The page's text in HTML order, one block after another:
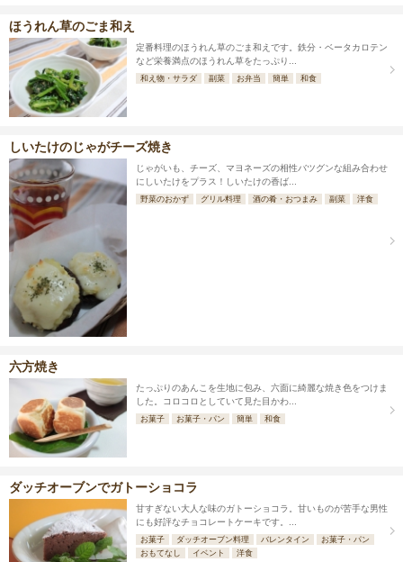
ほうれん草のごま和え
定番料理のほうれん草のごま和えです。鉄分・ベータカロテン
など栄養満点のほうれん草をたっぷり...
和え物・サラダ 副菜 お弁当 簡単 和食
しいたけのじゃがチーズ焼き
じゃがいも、チーズ、マヨネーズの相性バツグンな組み合わせ
にしいたけをプラス！しいたけの香ば...
野菜のおかず グリル料理 酒の肴・おつまみ 副菜 洋食
六方焼き
たっぷりのあんこを生地に包み、六面に綺麗な焼き色をつけま
した。コロコロとしていて見た目かわ...
お菓子 お菓子・パン 簡単 和食
ダッチオーブンでガトーショコラ
甘すぎない大人な味のガトーショコラ。甘いものが苦手な男性
にも好評なチョコレートケーキです。...
お菓子 ダッチオーブン料理 バレンタイン
お菓子・パン
おもてなし
イベント 洋食